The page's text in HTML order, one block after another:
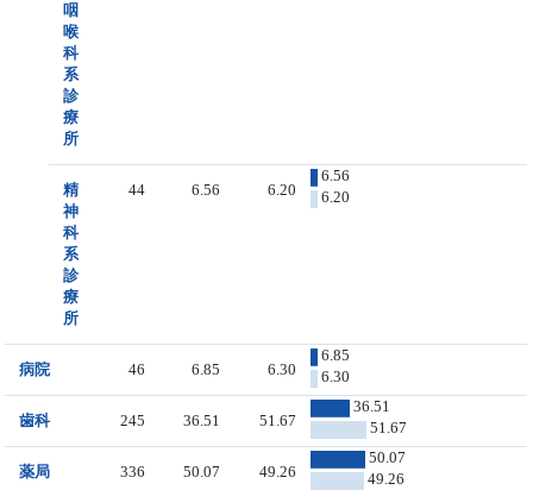
咽
喉
科
系
診
療
所
精
神
科
系
診
療
所
44 6.56 6.20
6.56
6.20
病院 46 6.85 6.30
6.85
6.30
歯科 245 36.51 51.67
36.51
51.67
薬局 336 50.07 49.26
50.07
49.26